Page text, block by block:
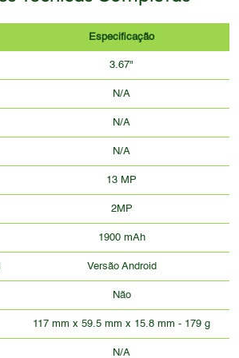
menos sofisticado.
Especificação
3.67"
N/A
N/A
N/A
13 MP
2MP
1900 mAh
Versão Android
Não
117 mm x 59.5 mm x 15.8 mm - 179 g
N/A